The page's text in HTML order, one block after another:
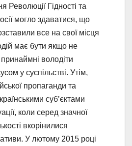
Революції Гідності та
могло здаватися, що
все на свої місця
має бути якщо не
володіти
у суспільстві. Утім,
пропаганди та
суб’єктами
коли серед значної
вкорінилися
У лютому 2015 році